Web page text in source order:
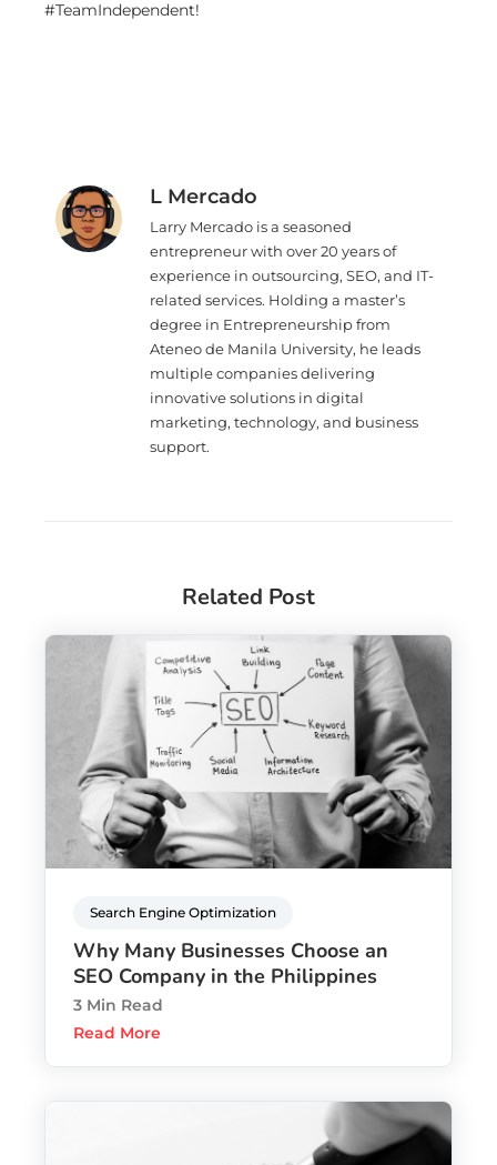
#TeamIndependent!
L Mercado
Larry Mercado is a seasoned
entrepreneur with over 20 years of
experience in outsourcing, SEO, and IT-
related services. Holding a master’s
degree in Entrepreneurship from
Ateneo de Manila University, he leads
multiple companies delivering
innovative solutions in digital
marketing, technology, and business
support.
Related Post
Search Engine Optimization
Why Many Businesses Choose an
SEO Company in the Philippines
3 Min Read
Read More